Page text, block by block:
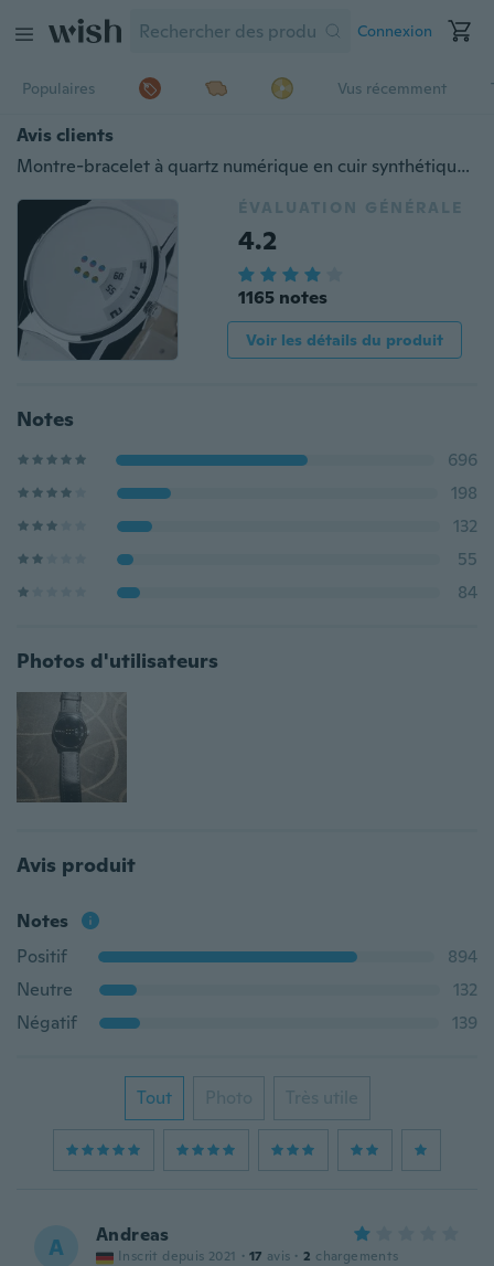
Connexion
Populaires Vus récemment
Avis clients
Montre-bracelet à quartz numérique en cuir synthétique pour hommes
ÉVALUATION GÉNÉRALE
4.2
1165 notes
Voir les détails du produit
Notes
696
198
132
55
84
Photos d'utilisateurs
Avis produit
Notes
Positif
894
Neutre
132
Négatif
139
Tout Photo Très utile
A Andreas
Inscrit depuis 2021 · 17 avis · 2 chargements